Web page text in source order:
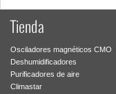
Tienda
Osciladores magnéticos CMO
Deshumidificadores
Purificadores de aire
Climastar